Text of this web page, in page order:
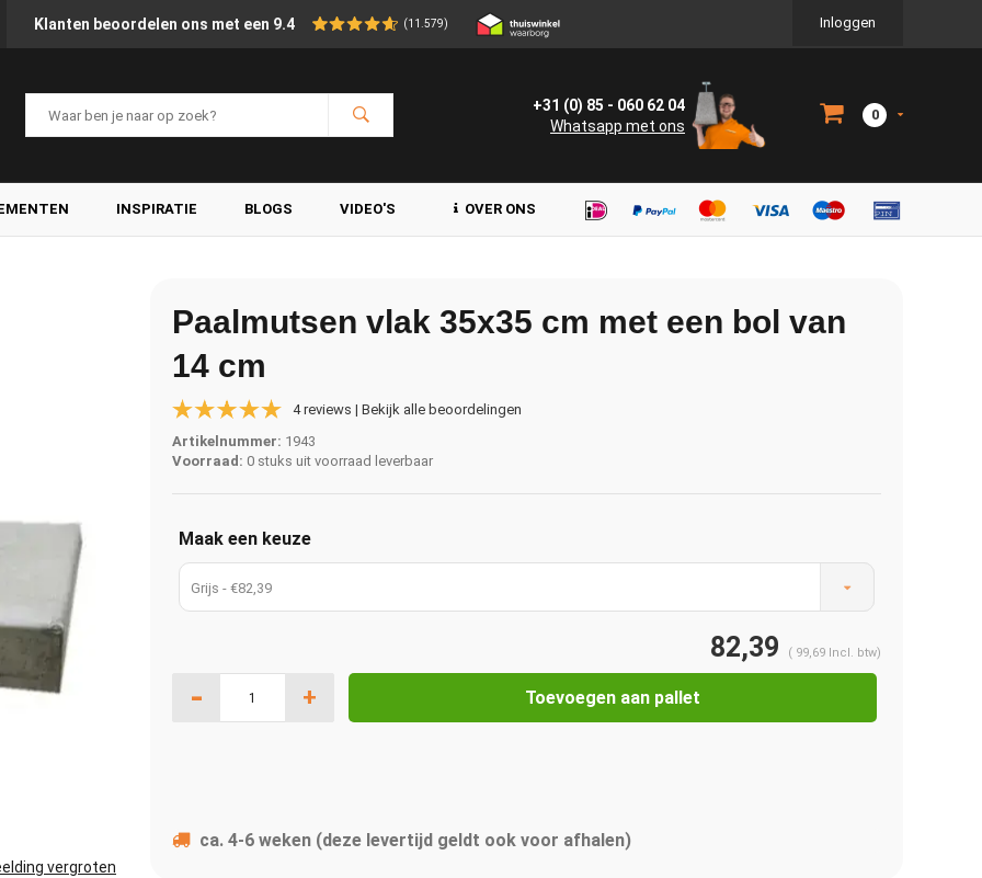
Klanten beoordelen ons met een 9.4 (11.579) Inloggen
+31 (0) 85 - 060 62 04
Whatsapp met ons
0
INSPIRATIE BLOGS VIDEO'S OVER ONS
vergroten
Paalmutsen vlak 35x35 cm met een bol van
14 cm
4 reviews | Bekijk alle beoordelingen
Artikelnummer: 1943
Voorraad: 0 stuks uit voorraad leverbaar
Maak een keuze
Grijs - €82,39
82,39 ( 99,69 Incl. btw)
- + Toevoegen aan pallet
ca. 4-6 weken (deze levertijd geldt ook voor afhalen)